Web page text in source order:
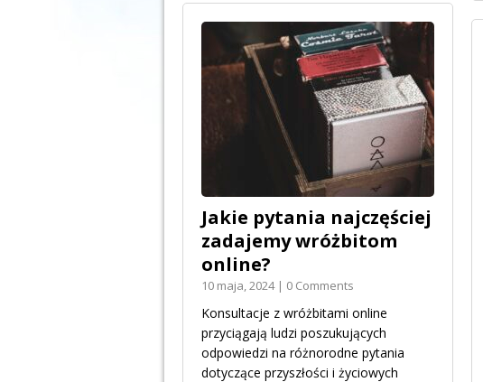
Jakie pytania najczęściej
zadajemy wróżbitom
online?
10 maja, 2024 | 0 Comments
Konsultacje z wróżbitami online
przyciągają ludzi poszukujących
odpowiedzi na różnorodne pytania
dotyczące przyszłości i życiowych